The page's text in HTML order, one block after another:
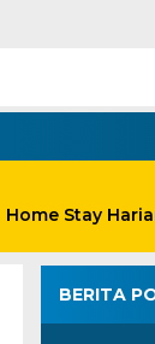
Stay
BERITA